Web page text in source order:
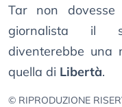
Tar non
giornalista il
diventerebbe una
quella di Libertà.
© RIPRODUZIONE